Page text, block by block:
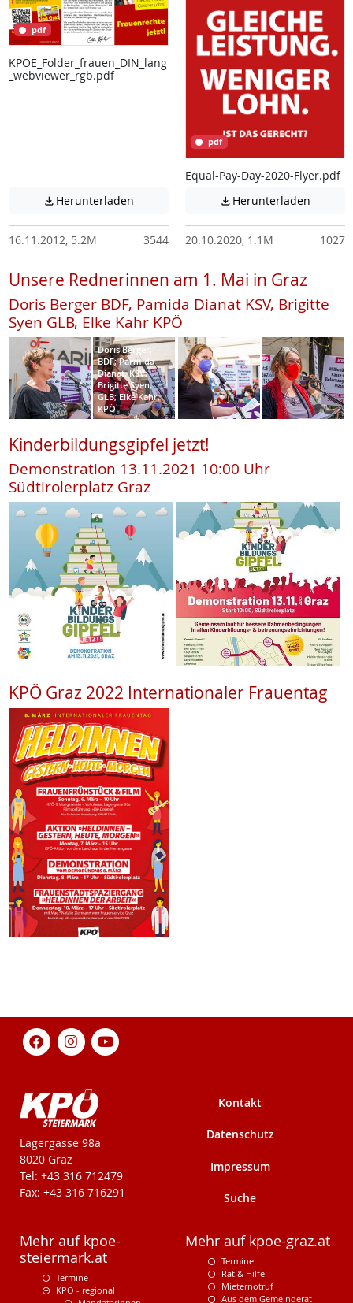
pdf
KPOE_Folder_frauen_DIN_lang
_webviewer_rgb.pdf
 Herunterladen Achtung: Diese Datei enthält unter
16.11.2012, 5.2M 3544
pdf
Equal-Pay-Day-2020-Flyer.pdf
 Herunterladen
20.10.2020, 1.1M 1027
Unsere Rednerinnen am 1. Mai in Graz
Doris Berger BDF, Pamida Dianat KSV, Brigitte
Syen GLB, Elke Kahr KPÖ
Doris Berger,
BDF; Parmida
Dianat, KSV;
Brigitte Syen,
GLB; Elke Kahr,
KPÖ
Kinderbildungsgipfel jetzt!
Demonstration 13.11.2021 10:00 Uhr
Südtirolerplatz Graz
KPÖ Graz 2022 Internationaler Frauentag
KPÖ-Steiermark
Lagergasse 98a
8020 Graz
Tel: +43 316 712479
Fax: +43 316 716291
Kontakt
Datenschutz
Impressum
Suche
Mehr auf kpoe-
steiermark.at
Termine
KPÖ - regional
Mehr auf kpoe-graz.at
Termine
Rat & Hilfe
Mieternotruf
Aus dem Gemeinderat